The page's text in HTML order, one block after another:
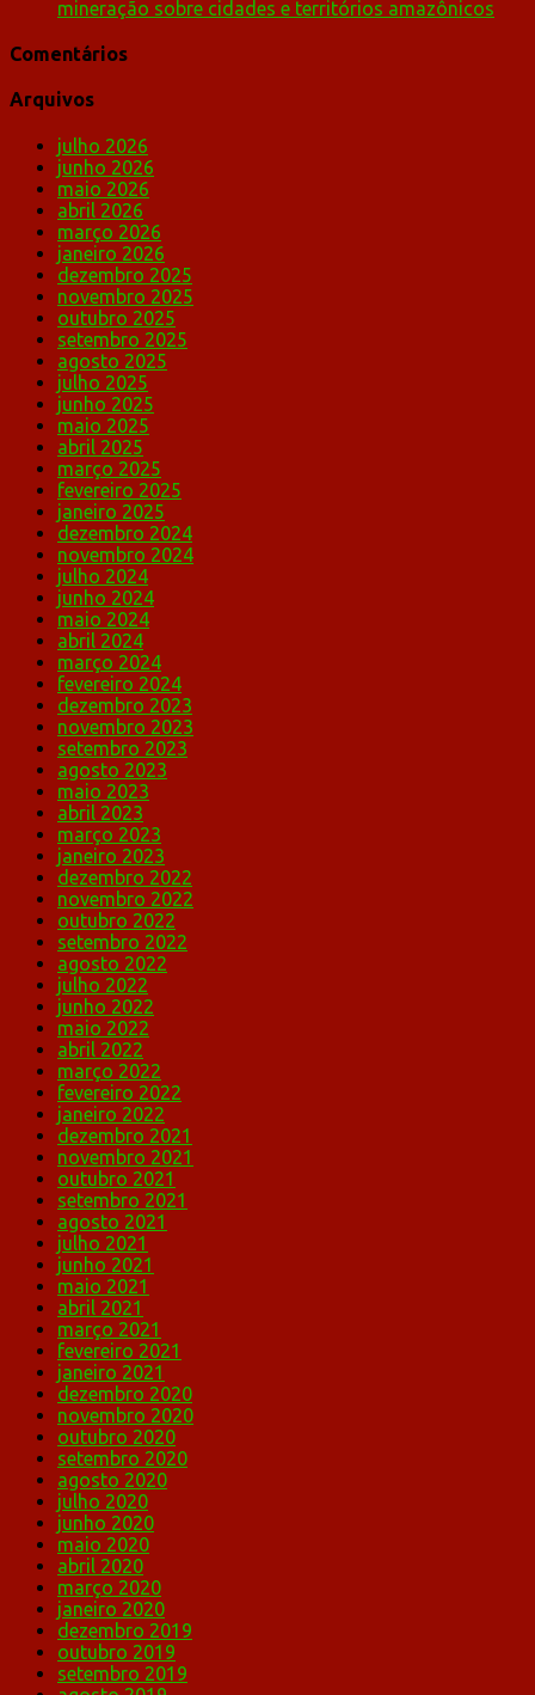
mineração sobre cidades e territórios amazônicos
Comentários
Arquivos
julho 2026
junho 2026
maio 2026
abril 2026
março 2026
janeiro 2026
dezembro 2025
novembro 2025
outubro 2025
setembro 2025
agosto 2025
julho 2025
junho 2025
maio 2025
abril 2025
março 2025
fevereiro 2025
janeiro 2025
dezembro 2024
novembro 2024
julho 2024
junho 2024
maio 2024
abril 2024
março 2024
fevereiro 2024
dezembro 2023
novembro 2023
setembro 2023
agosto 2023
maio 2023
abril 2023
março 2023
janeiro 2023
dezembro 2022
novembro 2022
outubro 2022
setembro 2022
agosto 2022
julho 2022
junho 2022
maio 2022
abril 2022
março 2022
fevereiro 2022
janeiro 2022
dezembro 2021
novembro 2021
outubro 2021
setembro 2021
agosto 2021
julho 2021
junho 2021
maio 2021
abril 2021
março 2021
fevereiro 2021
janeiro 2021
dezembro 2020
novembro 2020
outubro 2020
setembro 2020
agosto 2020
julho 2020
junho 2020
maio 2020
abril 2020
março 2020
janeiro 2020
dezembro 2019
outubro 2019
setembro 2019